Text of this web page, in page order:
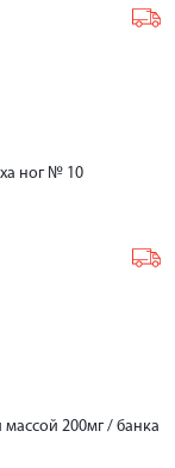
ног № 10
массой 200мг / банка